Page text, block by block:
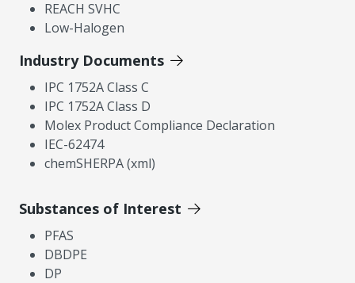
REACH SVHC
Low-Halogen
Industry Documents
IPC 1752A Class C
IPC 1752A Class D
Molex Product Compliance Declaration
IEC-62474
chemSHERPA (xml)
Substances of Interest
PFAS
DBDPE
DP